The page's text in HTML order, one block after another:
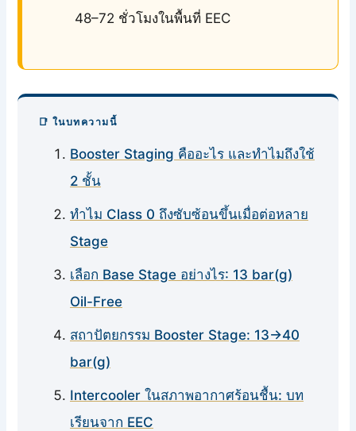
48–72 ชั่วโมงในพื้นที่ EEC
📑 ในบทความนี้
Booster Staging คืออะไร และทำไมถึงใช้
2 ชั้น
ทำไม Class 0 ถึงซับซ้อนขึ้นเมื่อต่อหลาย
Stage
เลือก Base Stage อย่างไร: 13 bar(g)
Oil-Free
สถาปัตยกรรม Booster Stage: 13→40
bar(g)
Intercooler ในสภาพอากาศร้อนชื้น: บท
เรียนจาก EEC